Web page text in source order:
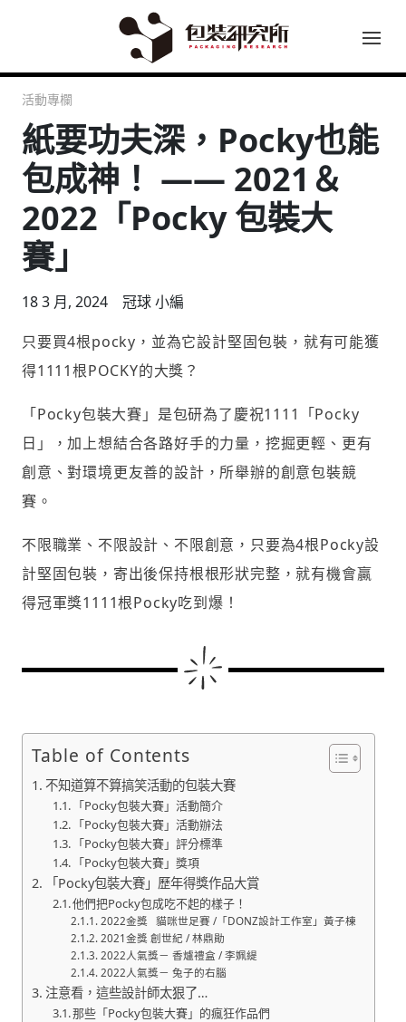
活動專欄
紙要功夫深，Pocky也能
包成神！ —— 2021＆
2022「Pocky 包裝大
賽」
18 3 月, 2024
冠球 小編
只要買4根pocky，並為它設計堅固包裝，就有可能獲
得1111根POCKY的大獎？
「Pocky包裝大賽」是包研為了慶祝1111「Pocky
日」，加上想結合各路好手的力量，挖掘更輕、更有
創意、對環境更友善的設計，所舉辦的創意包裝競
賽。
不限職業、不限設計、不限創意，只要為4根Pocky設
計堅固包裝，寄出後保持根根形狀完整，就有機會贏
得冠軍獎1111根Pocky吃到爆！
Table of Contents
不知道算不算搞笑活動的包裝大賽
「Pocky包裝大賽」活動簡介
「Pocky包裝大賽」活動辦法
「Pocky包裝大賽」評分標準
「Pocky包裝大賽」獎項
「Pocky包裝大賽」歷年得獎作品大賞
他們把Pocky包成吃不起的樣子！
2022金獎 貓咪世足賽 /「DONZ設計工作室」黃子棟
2021金獎 創世紀 / 林鼎勛
2022人氣獎－ 香爐禮盒 / 李姵緹
2022人氣獎－ 兔子的右腦
注意看，這些設計師太狠了…
那些「Pocky包裝大賽」的瘋狂作品們